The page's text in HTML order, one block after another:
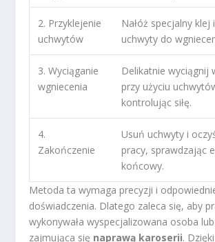
2. Przyklejenie
uchwytów
Nałóż specjalny
uchwyty do
3. Wyciąganie
wgniecenia
Delikatnie wyciągnij
przy użyciu
kontrolując siłę.
4.
Zakończenie
Usuń uchwyty i
pracy, sprawdzając
końcowy.
Metoda ta wymaga precyzji i
doświadczenia. Dlatego zaleca się, aby
wykonywała wyspecjalizowana osoba
zajmująca się naprawą karoserii.